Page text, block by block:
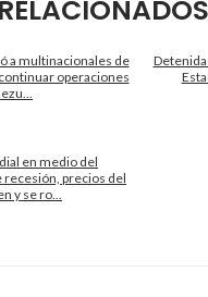
a multinacionales de
operaciones
en medio del
recesión, precios del
y se ro...